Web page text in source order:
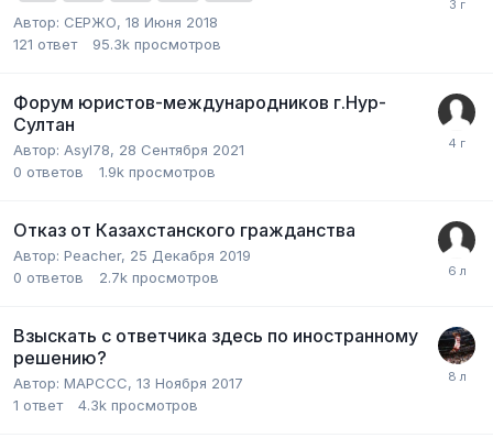
Автор: СЕРЖО, 18 Июня 2018
121 ответ 95.3k просмотров
Форум юристов-международников г.Нур-
Султан
Автор: Asyl78, 28 Сентября 2021
0 ответов 1.9k просмотров
Отказ от Казахстанского гражданства
Автор: Peacher, 25 Декабря 2019
0 ответов 2.7k просмотров
Взыскать с ответчика здесь по иностранному
решению?
Автор: MAPCCC, 13 Ноября 2017
1 ответ 4.3k просмотров